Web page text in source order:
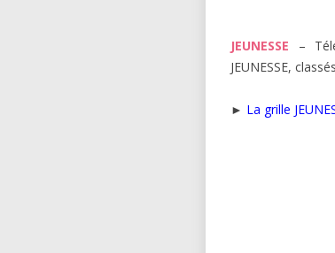
JEUNESSE
–
JEUNESSE,
► La grille